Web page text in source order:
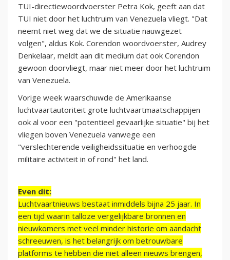
TUI-directiewoordvoerster Petra Kok, geeft aan dat
TUI niet door het luchtruim van Venezuela vliegt. "Dat
neemt niet weg dat we de situatie nauwgezet
volgen", aldus Kok. Corendon woordvoerster, Audrey
Denkelaar, meldt aan dit medium dat ook Corendon
gewoon doorvliegt, maar niet meer door het luchtruim
van Venezuela.
Vorige week waarschuwde de Amerikaanse
luchtvaartautoriteit grote luchtvaartmaatschappijen
ook al voor een "potentieel gevaarlijke situatie" bij het
vliegen boven Venezuela vanwege een
"verslechterende veiligheidssituatie en verhoogde
militaire activiteit in of rond" het land.
Even dit:
Luchtvaartnieuws bestaat inmiddels bijna 25 jaar. In
een tijd waarin talloze vergelijkbare bronnen en
nieuwkomers met veel minder historie om aandacht
schreeuwen, is het belangrijk om betrouwbare
platforms te hebben die niet alleen nieuws brengen,